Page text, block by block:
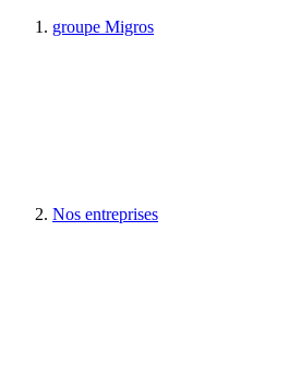
groupe Migros
Nos entreprises